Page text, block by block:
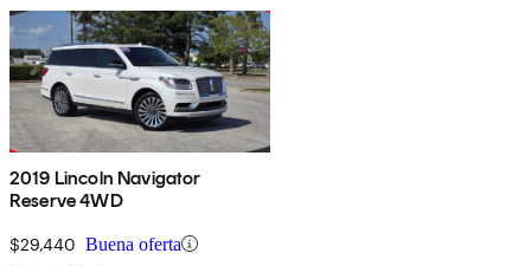
2019 Lincoln Navigator
Reserve 4WD
$29,440 Buena oferta